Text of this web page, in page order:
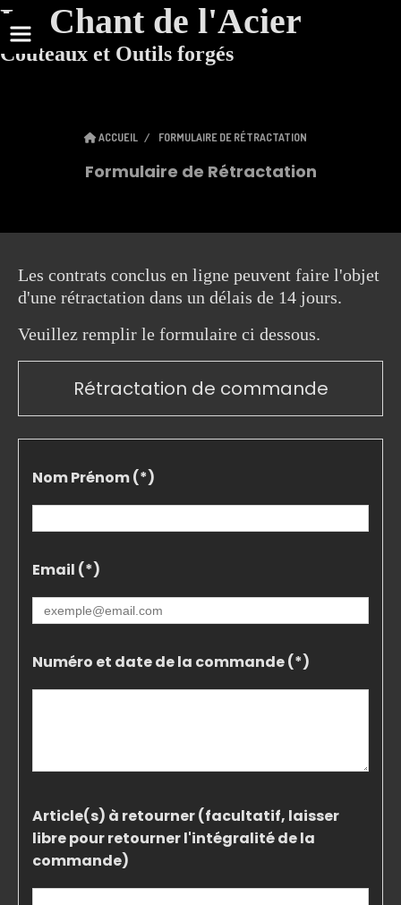
Le Chant de l'Acier
Couteaux et Outils forgés
ACCUEIL FORMULAIRE DE RÉTRACTATION
Formulaire de Rétractation
Les contrats conclus en ligne peuvent faire l'objet
d'une rétractation dans un délais de 14 jours.
Veuillez remplir le formulaire ci dessous.
Rétractation de commande
Nom Prénom (*)
Email (*)
Numéro et date de la commande (*)
Article(s) à retourner (facultatif, laisser
libre pour retourner l'intégralité de la
commande)